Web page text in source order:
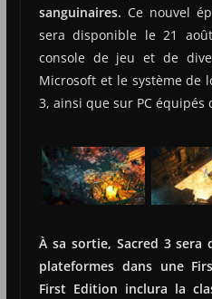
sanguinaires. Ce nouvel
sera disponible le 21
console de jeu et de
Microsoft et le système de
3, ainsi que sur PC équipés
À sa sortie, Sacred 3
plateformes dans une
First Edition inclura la